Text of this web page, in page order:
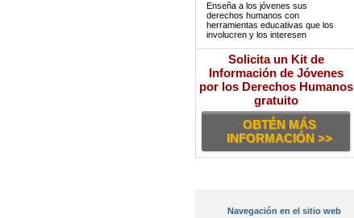
Enseña a los jóvenes sus
derechos humanos con
herramientas educativas que los
involucren y los interesen
Solicita un Kit de
Información de Jóvenes
por los Derechos Humanos
gratuito
OBTÉN MÁS
INFORMACIÓN >>
Navegación en el sitio web